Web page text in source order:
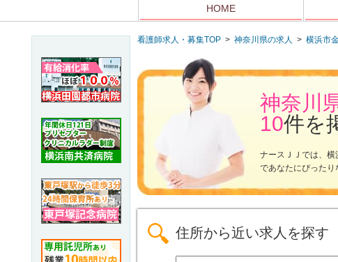
HOME
看護師求人・募集TOP > 神奈川県の求人 > 横浜市
神奈川
10件を
ナースＪＪでは、
であなたにぴったり
住所から近い求人を探す